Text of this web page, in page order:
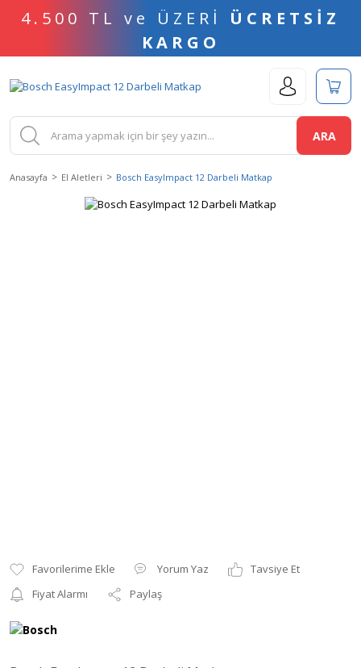
4.500 TL ve ÜZERİ ÜCRETSİZ
KARGO
ARA
Anasayfa El Aletleri Bosch EasyImpact 12 Darbeli Matkap
Yorum Yaz
Tavsiye Et
Fiyat Alarmı
Paylaş